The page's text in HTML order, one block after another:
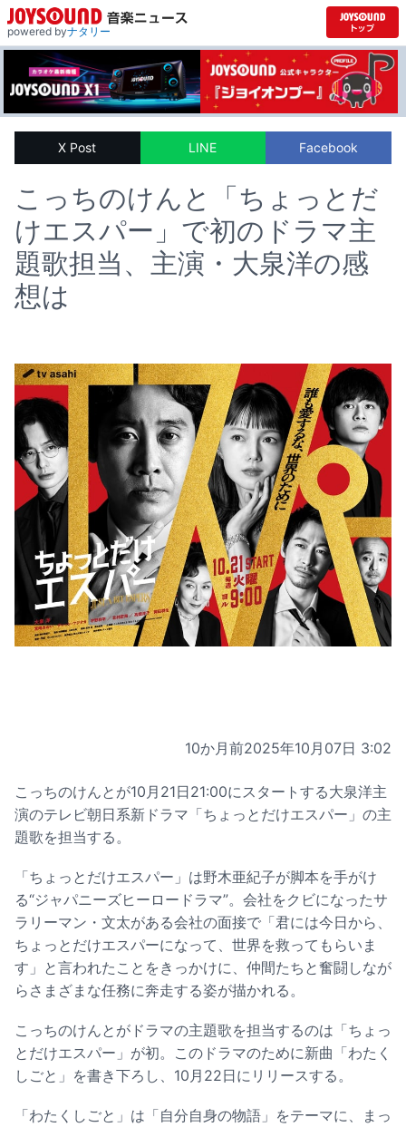
powered byナタリー
X Post LINE Facebook
こっちのけんと「ちょっとだ
けエスパー」で初のドラマ主
題歌担当、主演・大泉洋の感
想は
10か月前2025年10月07日 3:02
こっちのけんとが10月21日21:00にスタートする大泉洋主
演のテレビ朝日系新ドラマ「ちょっとだけエスパー」の主
題歌を担当する。
「ちょっとだけエスパー」は野木亜紀子が脚本を手がけ
る“ジャパニーズヒーロードラマ”。会社をクビになったサ
ラリーマン・文太がある会社の面接で「君には今日から、
ちょっとだけエスパーになって、世界を救ってもらいま
す」と言われたことをきっかけに、仲間たちと奮闘しなが
らさまざまな任務に奔走する姿が描かれる。
こっちのけんとがドラマの主題歌を担当するのは「ちょっ
とだけエスパー」が初。このドラマのために新曲「わたく
しごと」を書き下ろし、10月22日にリリースする。
「わたくしごと」は「自分自身の物語」をテーマに、まっ